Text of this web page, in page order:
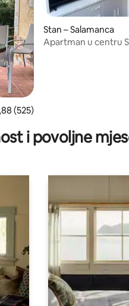
ocjena: 4,88/5, recenzija:
(525)
Stan – Salamanca
Apartman u centru
i povoljne